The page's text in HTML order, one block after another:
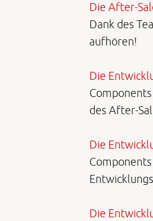
Die After-
Dank des
aufhören!
Die
des After-
Die
Die